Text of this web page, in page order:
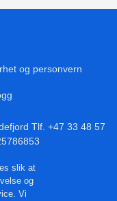
og personvern
Tlf. +47 33 48 57
slik at
og
Vi